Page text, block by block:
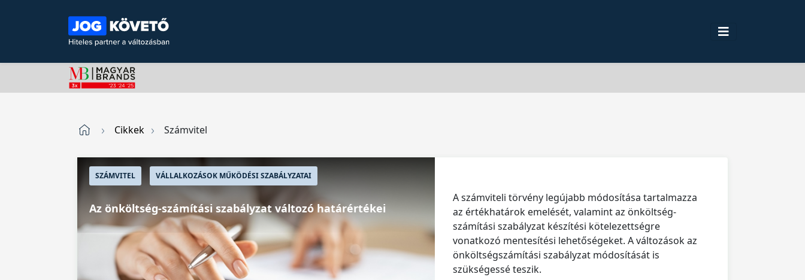
Cikkek Számvitel
SZÁMVITEL VÁLLALKOZÁSOK MŰKÖDÉSI SZABÁLYZATAI
Az önköltség-számítási szabályzat változó határértékei
A számviteli törvény legújabb módosítása tartalmazza
az értékhatárok emelését, valamint az önköltség-
számítási szabályzat készítési kötelezettségre
vonatkozó mentesítési lehetőségeket. A változások az
önköltségszámítási szabályzat módosítását is
szükségessé teszik.